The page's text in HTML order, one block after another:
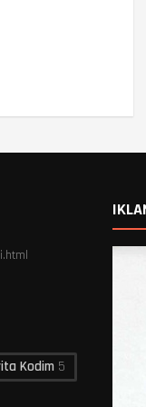
Kodim 5